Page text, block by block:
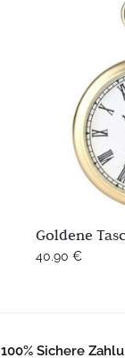
Goldene
40.90€
100% Sichere